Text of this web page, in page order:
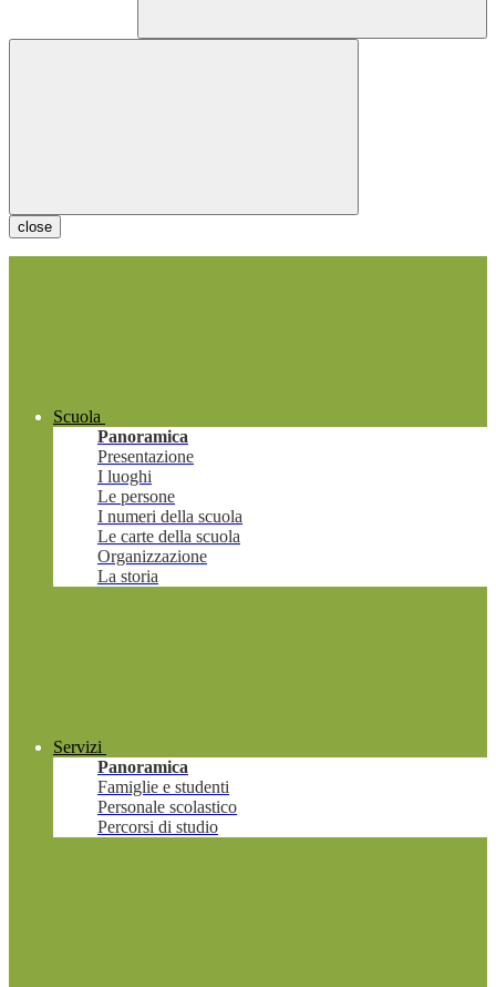
close
Scuola
Panoramica
Presentazione
I luoghi
Le persone
I numeri della scuola
Le carte della scuola
Organizzazione
La storia
Servizi
Panoramica
Famiglie e studenti
Personale scolastico
Percorsi di studio